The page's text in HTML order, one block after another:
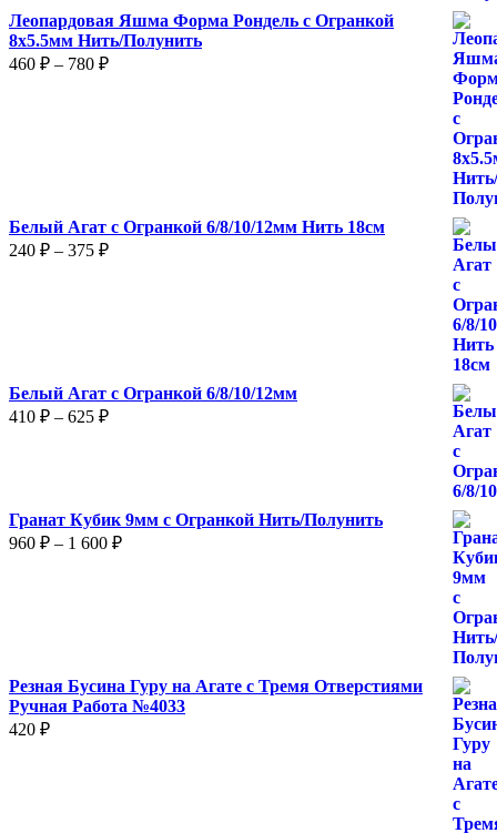
Леопардовая Яшма Форма Рондель с Огранкой
8х5.5мм Нить/Полунить
460 ₽ – 780 ₽Диапазон
Белый Агат с Огранкой 6/8/10/12мм Нить 18см
240 ₽ – 375 ₽Диапазон
Белый Агат с Огранкой 6/8/10/12мм
410 ₽ – 625 ₽Диапазон
Гранат Кубик 9мм с Огранкой Нить/Полунить
960 ₽ – 1 600 ₽Диапазон
Резная Бусина Гуру на Агате с Тремя Отверстиями
Ручная Работа №4033
420 ₽